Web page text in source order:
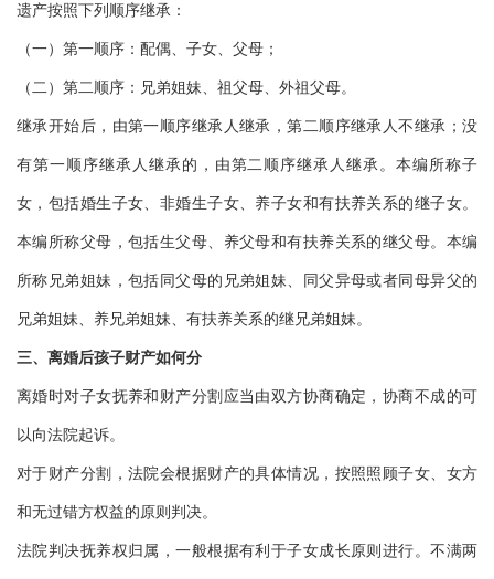
遗产按照下列顺序继承：
（一）第一顺序：配偶、子女、父母；
（二）第二顺序：兄弟姐妹、祖父母、外祖父母。
继承开始后，由第一顺序继承人继承，第二顺序继承人不继承；没
有第一顺序继承人继承的，由第二顺序继承人继承。本编所称子
女，包括婚生子女、非婚生子女、养子女和有扶养关系的继子女。
本编所称父母，包括生父母、养父母和有扶养关系的继父母。本编
所称兄弟姐妹，包括同父母的兄弟姐妹、同父异母或者同母异父的
兄弟姐妹、养兄弟姐妹、有扶养关系的继兄弟姐妹。
三、离婚后孩子财产如何分
离婚时对子女抚养和财产分割应当由双方协商确定，协商不成的可
以向法院起诉。
对于财产分割，法院会根据财产的具体情况，按照照顾子女、女方
和无过错方权益的原则判决。
法院判决抚养权归属，一般根据有利于子女成长原则进行。不满两